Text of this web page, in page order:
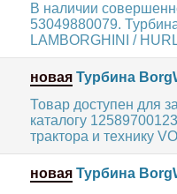
В наличии
53049880079.
LAMBORGHINI /
новая Турбина
Товар доступен для
каталогу
трактора и технику
новая Турбина